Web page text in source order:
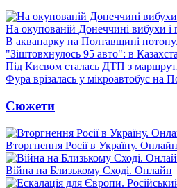
На окупованій Донеччині вибухи
В аквапарку на Полтавщині
"Зіштовхнулось 95 авто": в
Під Києвом сталась ДТП з
Фура врізалась у мікроавтобус на
Сюжети
Вторгнення Росії в Україну. Онлайн
Війна на Близькому Сході. Онлайн